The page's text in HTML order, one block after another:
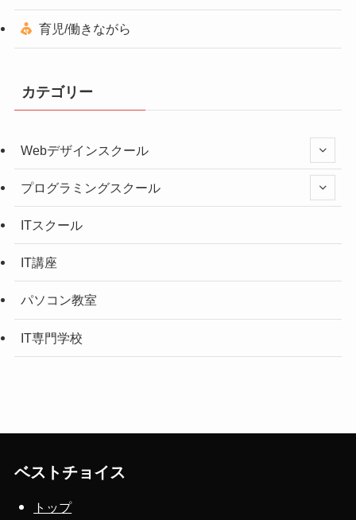
育児/働きながら
カテゴリー
Webデザインスクール
プログラミングスクール
ITスクール
IT講座
パソコン教室
IT専門学校
ベストチョイス
トップ